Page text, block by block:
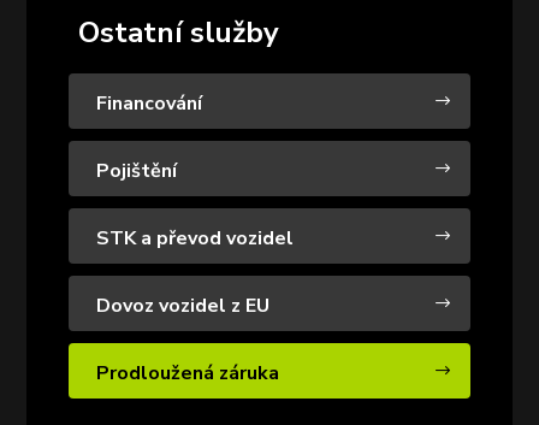
Ostatní služby
$
Financování
$
Pojištění
$
STK a převod vozidel
$
Dovoz vozidel z EU
$
Prodloužená záruka